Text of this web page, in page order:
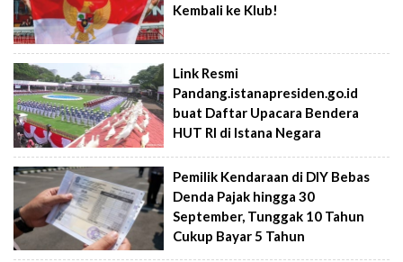
Kembali ke Klub!
Link Resmi
Pandang.istanapresiden.go.id
buat Daftar Upacara Bendera
HUT RI di Istana Negara
Pemilik Kendaraan di DIY Bebas
Denda Pajak hingga 30
September, Tunggak 10 Tahun
Cukup Bayar 5 Tahun